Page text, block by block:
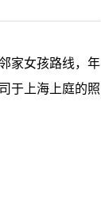
家女孩路线，年
于上海上庭的照